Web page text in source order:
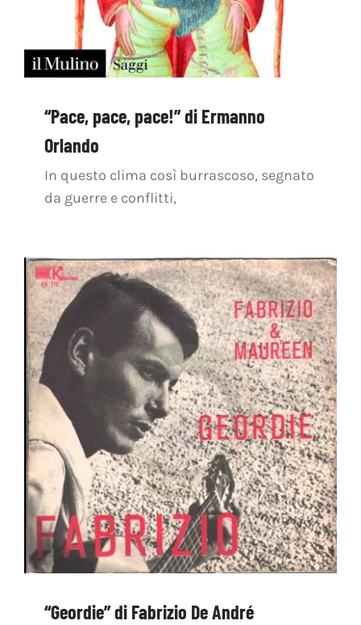
“Pace, pace, pace!” di Ermanno
Orlando
In questo clima così burrascoso, segnato
da guerre e conflitti,
“Geordie” di Fabrizio De André